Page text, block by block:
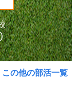
この他の部活一覧